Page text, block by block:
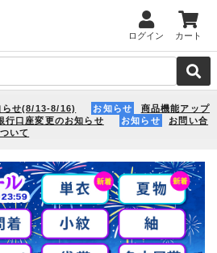
ログイン カート
らせ(8/13-8/16) お知らせ
商品機能アップ
行口座変更のお知らせ お知らせ
お問い合
いて